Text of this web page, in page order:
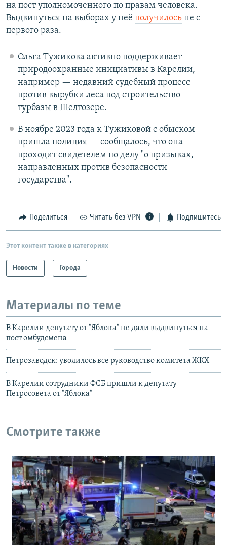
на пост уполномоченного по правам человека.
Выдвинуться на выборах у неё получилось не с
первого раза.
Ольга Тужикова активно поддерживает
природоохранные инициативы в Карелии,
например — недавний судебный процесс
против вырубки леса под строительство
турбазы в Шелтозере.
В ноябре 2023 года к Тужиковой с обыском
пришла полиция — сообщалось, что она
проходит свидетелем по делу "о призывах,
направленных против безопасности
государства".
Поделиться Читать без VPN Подпишитесь
Этот контент также в категориях
Новости Города
Материалы по теме
В Карелии депутату от "Яблока" не дали выдвинуться на
пост омбудсмена
Петрозаводск: уволилось все руководство комитета ЖКХ
В Карелии сотрудники ФСБ пришли к депутату
Петросовета от "Яблока"
Смотрите также